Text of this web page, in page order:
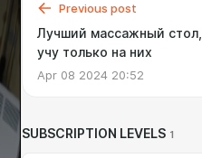
Previous post
Лучший массажный
учу только на них
Apr 08 2024 20:52
SUBSCRIPTION LEVELS 1